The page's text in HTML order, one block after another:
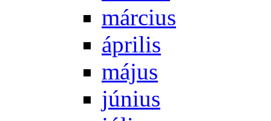
már­ci­us
áp­ri­lis
má­jus
jú­ni­us